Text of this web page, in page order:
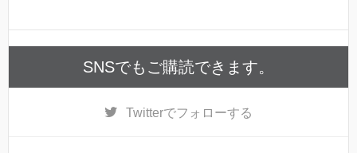
SNSでもご購読できます。
Twitterでフォローする